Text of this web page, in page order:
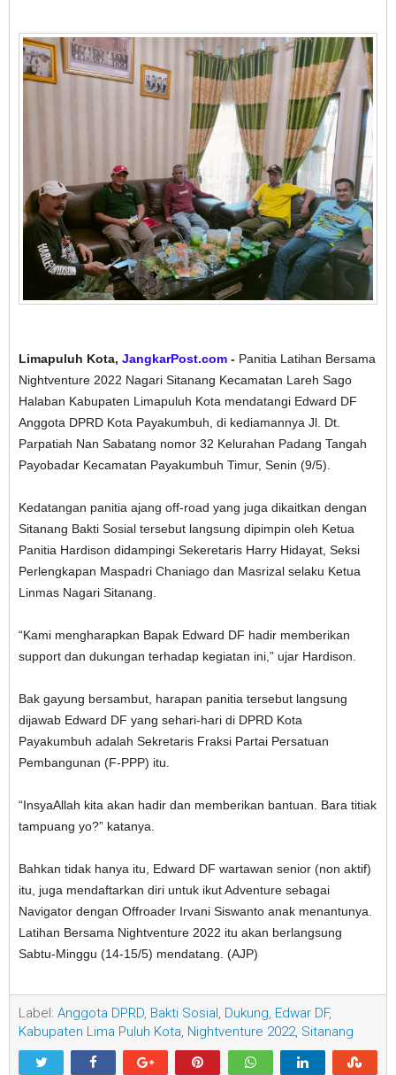
Limapuluh Kota, JangkarPost.com - Panitia Latihan Bersama
Nightventure 2022 Nagari Sitanang Kecamatan Lareh Sago
Halaban Kabupaten Limapuluh Kota mendatangi Edward DF
Anggota DPRD Kota Payakumbuh, di kediamannya Jl. Dt.
Parpatiah Nan Sabatang nomor 32 Kelurahan Padang Tangah
Payobadar Kecamatan Payakumbuh Timur, Senin (9/5).
Kedatangan panitia ajang off-road yang juga dikaitkan dengan
Sitanang Bakti Sosial tersebut langsung dipimpin oleh Ketua
Panitia Hardison didampingi Sekeretaris Harry Hidayat, Seksi
Perlengkapan Maspadri Chaniago dan Masrizal selaku Ketua
Linmas Nagari Sitanang.
“Kami mengharapkan Bapak Edward DF hadir memberikan
support dan dukungan terhadap kegiatan ini,” ujar Hardison.
Bak gayung bersambut, harapan panitia tersebut langsung
dijawab Edward DF yang sehari-hari di DPRD Kota
Payakumbuh adalah Sekretaris Fraksi Partai Persatuan
Pembangunan (F-PPP) itu.
“InsyaAllah kita akan hadir dan memberikan bantuan. Bara titiak
tampuang yo?” katanya.
Bahkan tidak hanya itu, Edward DF wartawan senior (non aktif)
itu, juga mendaftarkan diri untuk ikut Adventure sebagai
Navigator dengan Offroader Irvani Siswanto anak menantunya.
Latihan Bersama Nightventure 2022 itu akan berlangsung
Sabtu-Minggu (14-15/5) mendatang. (AJP)
Label: Anggota DPRD, Bakti Sosial, Dukung, Edwar DF,
Kabupaten Lima Puluh Kota, Nightventure 2022, Sitanang